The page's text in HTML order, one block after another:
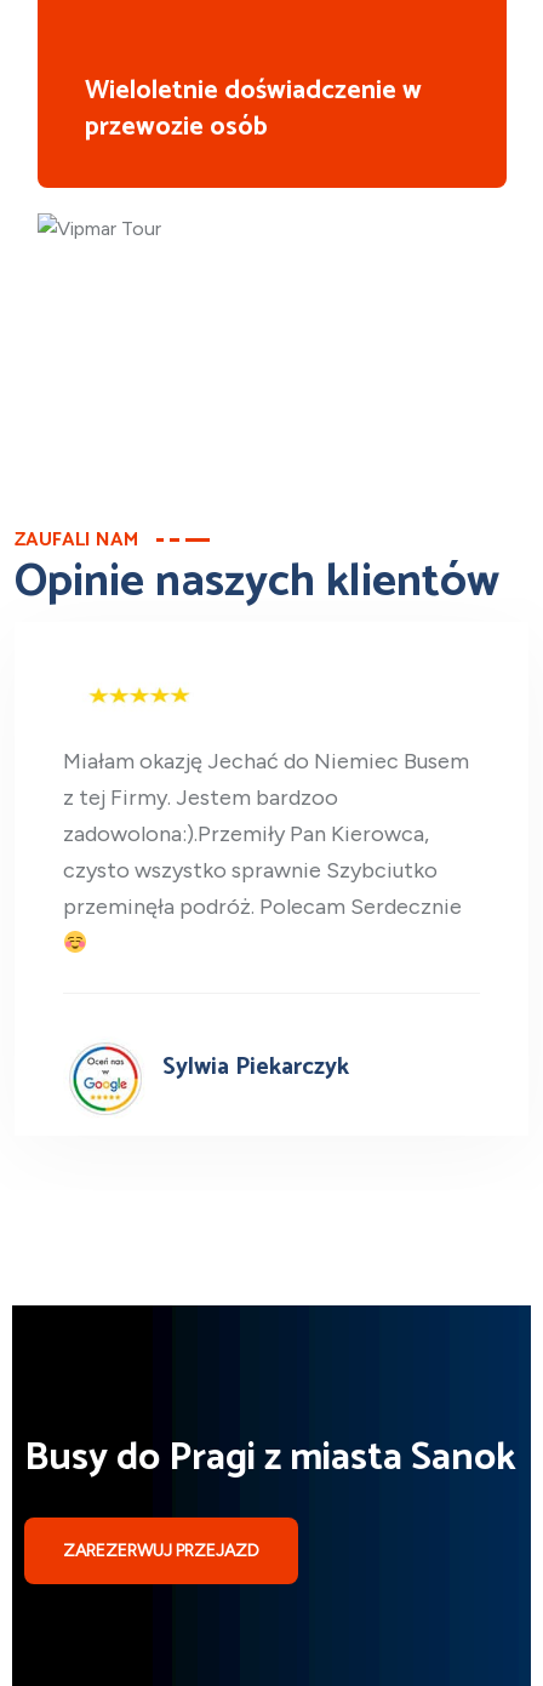
Wieloletnie doświadczenie w
przewozie osób
ZAUFALI NAM
Opinie naszych klientów
Miałam okazję Jechać do Niemiec Busem
z tej Firmy. Jestem bardzoo
zadowolona:).Przemiły Pan Kierowca,
czysto wszystko sprawnie Szybciutko
przeminęła podróż. Polecam Serdecznie
Sylwia Piekarczyk
Busy do Pragi z miasta Sanok
ZAREZERWUJ PRZEJAZD